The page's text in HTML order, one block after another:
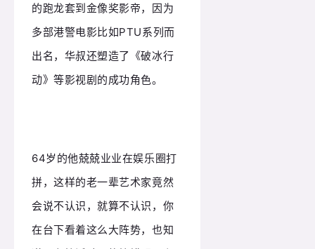
的跑龙套到金像奖影帝，因为
多部港警电影比如PTU系列而
出名，华叔还塑造了《破冰行
动》等影视剧的成功角色。
64岁的他兢兢业业在娱乐圈打
拼，这样的老一辈艺术家竟然
会说不认识，就算不认识，你
在台下看着这么大阵势，也知